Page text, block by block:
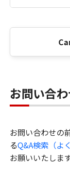
お問い合
お問い合わせの
るQ&A検索（よ
お願いいたします